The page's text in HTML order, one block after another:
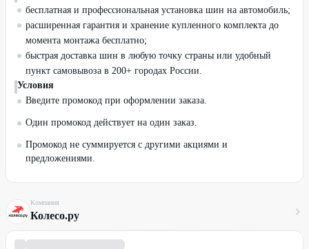
бесплатная и профессиональная установка шин на автомобиль;
расширенная гарантия и хранение купленного комплекта до
момента монтажа бесплатно;
быстрая доставка шин в любую точку страны или удобный
пункт самовывоза в 200+ городах России.
Условия
Введите промокод при оформлении заказа.
Один промокод действует на один заказ.
Промокод не суммируется с другими акциями и
предложениями.
Компания
Колесо.ру